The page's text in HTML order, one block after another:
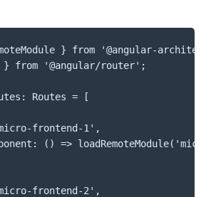
} from '@angular-
} from '@angular/router';
Routes = [
frontend-1',
() =>
frontend-2',